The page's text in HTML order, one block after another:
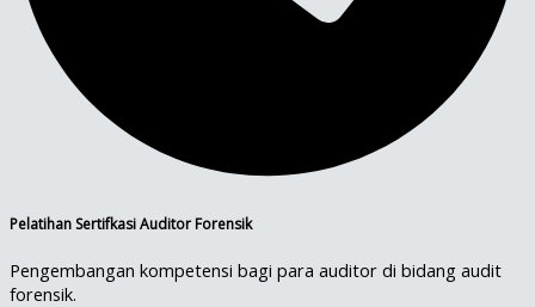
Pelatihan Sertifkasi Auditor Forensik
Pengembangan kompetensi bagi para auditor di bidang audit
forensik.